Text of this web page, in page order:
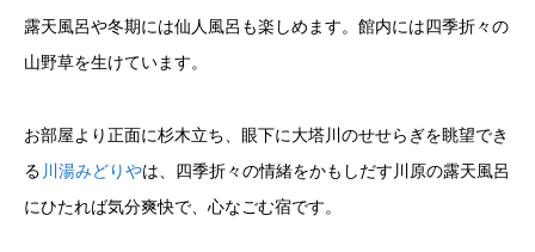
露天風呂や冬期には仙人風呂も楽しめます。館内には四季折々の
山野草を生けています。
お部屋より正面に杉木立ち、眼下に大塔川のせせらぎを眺望でき
る 川湯みどりやは、四季折々の情緒をかもしだす川原の露天風呂
にひたれば気分爽快で、心なごむ宿です。